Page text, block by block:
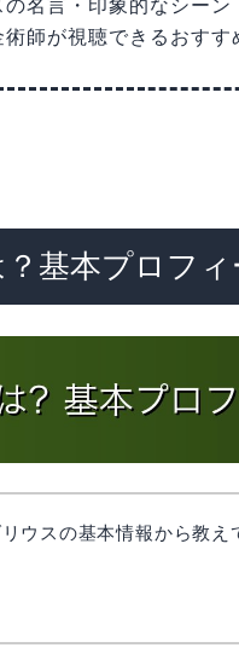
の名言・印象的なシーン
術師が視聴できるおすす
基本プロフィ
リウスの基本情報から教え